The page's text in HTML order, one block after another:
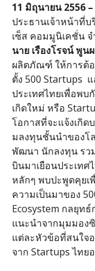
11 มิถุนายน 2556
ประธานเจ้าหน้าที่
เซ็ส คอมมูนิเคชั่น
นาย เรืองโรจน์ พูน
ผลิตภัณฑ์ ให้การต้
ตั้ง 500 Startups
ประเทศไทยเพื่อพบ
เกิดใหม่ หรือ
โอกาสที่จะแจ้งเกิด
มลงทุนชั้นนำของโ
พัฒนา นักลงทุน รว
บินมาเยือนประเท
หลักๆ พบปะพูดคุยเ
ความเป็นมาของ
Ecosystem กลยุท
แนะนำจากมุมมอง
แต่ละหัวข้อที่สนใจ
จาก Startups ไทย